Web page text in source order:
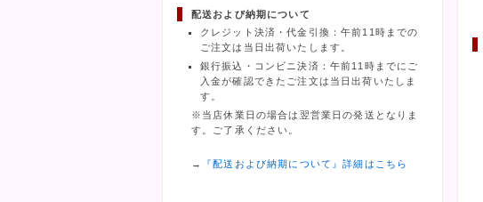
配送および納期について
クレジット決済・代金引換：午前11時までの
ご注文は当日出荷いたします。
銀行振込・コンビニ決済：午前11時までにご
入金が確認できたご注文は当日出荷いたしま
す。
※当店休業日の場合は翌営業日の発送となりま
す。ご了承ください。
→ 『配送および納期について』詳細はこちら